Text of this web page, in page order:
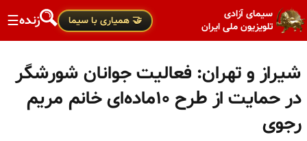
سیمای آزادی
تلویزیون ملی ایران
🤝 همیاری با سیما زنده☰
شیراز و تهران: فعالیت جوانان شورشگر
در حمایت از طرح ۱۰ماده‌ای خانم مریم
رجوی